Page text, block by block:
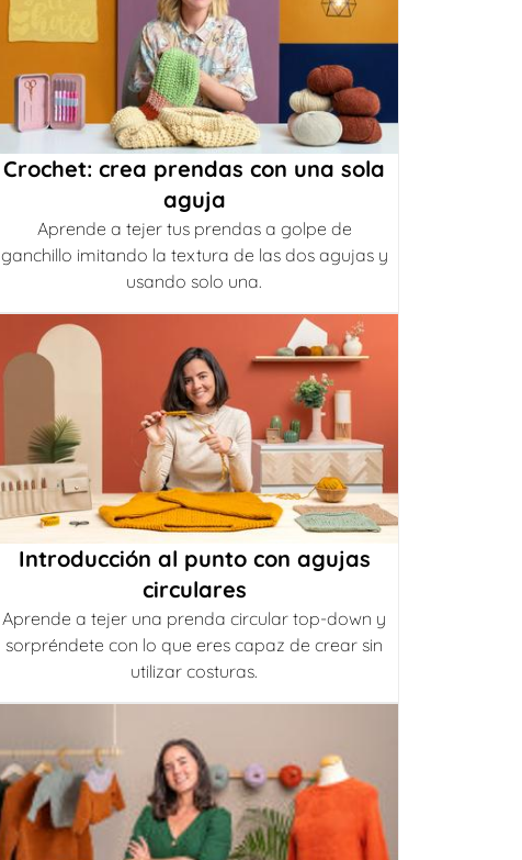
Crochet: crea prendas con una sola
aguja
Aprende a tejer tus prendas a golpe de
ganchillo imitando la textura de las dos agujas y
usando solo una.
Introducción al punto con agujas
circulares
Aprende a tejer una prenda circular top-down y
sorpréndete con lo que eres capaz de crear sin
utilizar costuras.